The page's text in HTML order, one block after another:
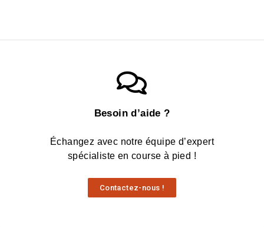
Besoin d’aide ?
Échangez avec notre équipe d’expert
spécialiste en course à pied !
Contactez-nous !